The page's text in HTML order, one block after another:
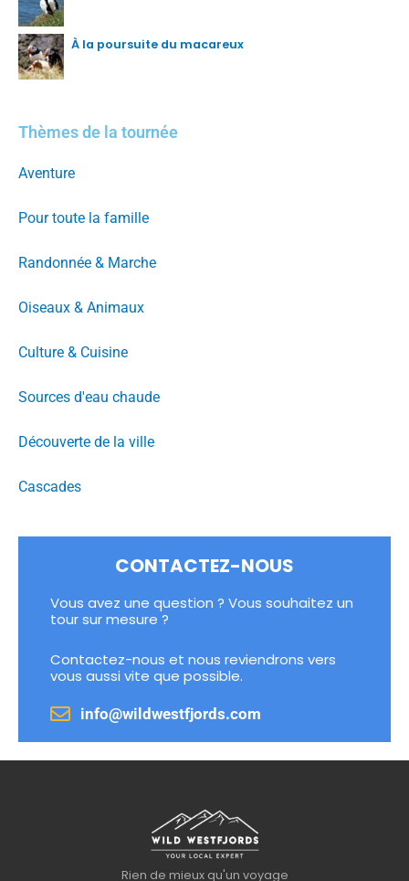
À la poursuite du macareux
Thèmes de la tournée
Aventure
Pour toute la famille
Randonnée & Marche
Oiseaux & Animaux
Culture & Cuisine
Sources d'eau chaude
Découverte de la ville
Cascades
CONTACTEZ-NOUS
Vous avez une question ? Vous souhaitez un
tour sur mesure ?
Contactez-nous et nous reviendrons vers
vous aussi vite que possible.
info@wildwestfjords.com
Rien de mieux qu'un voyage